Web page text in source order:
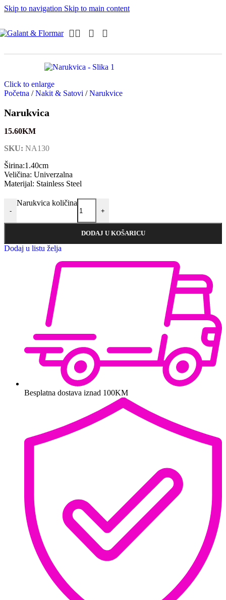
Skip to navigation Skip to main content
Click to enlarge
Početna / Nakit & Satovi / Narukvice
Narukvica
15.60KM
SKU: NA130
Širina:1.40cm
Veličina: Univerzalna
Materijal: Stainless Steel
-
Narukvica količina
+
DODAJ U KOŠARICU
Dodaj u listu želja
Besplatna dostava iznad 100KM